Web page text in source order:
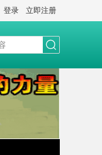
登录 立即注册